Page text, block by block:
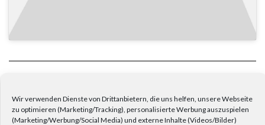
Wir verwenden Dienste von Drittanbietern, die uns helfen, unsere Webseite
zu optimieren (Marketing/Tracking), personalisierte Werbung auszuspielen
(Marketing/Werbung/Social Media) und externe Inhalte (Videos/Bilder)
OSTERN MAL ANDERS: AUSSERGEWÖHNLICHE BRÄUCHE, DIE IHR A
USPROBIEREN SOLLTET!